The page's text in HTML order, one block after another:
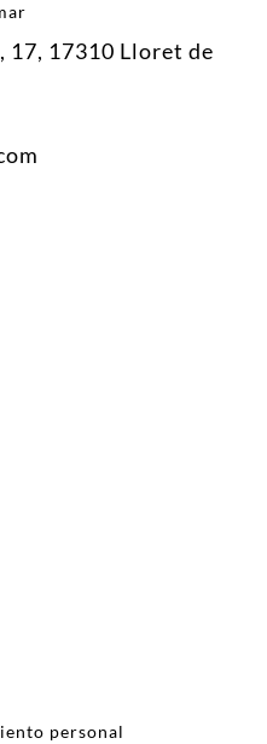
17, 17310 Lloret de
personal